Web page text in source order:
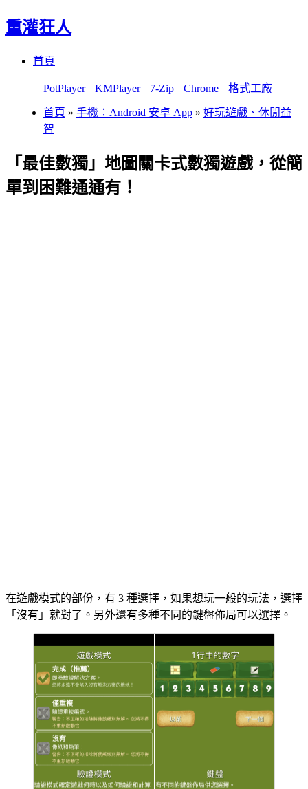
重灌狂人
首頁
PotPlayer KMPlayer 7-Zip Chrome 格式工廠
首頁 » 手機：Android 安卓 App » 好玩遊戲、休閒益
智
「最佳數獨」地圖關卡式數獨遊戲，從簡
單到困難通通有！
在遊戲模式的部份，有 3 種選擇，如果想玩一般的玩法，選擇
「沒有」就對了。另外還有多種不同的鍵盤佈局可以選擇。